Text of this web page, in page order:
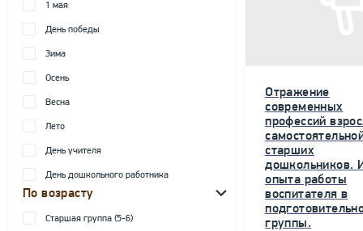
1 мая
День победы
Зима
Осень
Весна
Лето
День учителя
День дошкольного работника
По возрасту
Старшая группа (5-6)
Отражение
современных
профессий
старших
дошкольников.
опыта работы
воспитателя в
группы.